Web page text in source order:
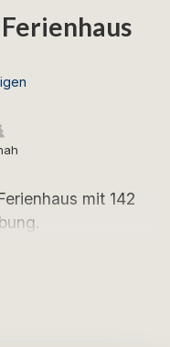
mit 142
auf North
und einer